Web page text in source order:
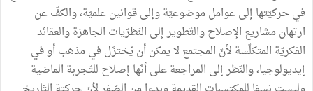
فيحركيّتها إلىعواملموضوعيّةوإلىقوانينعلميّة،والكفّعن
ارتهانمشاريع الإصلاحوالتّطويرإلى النّظرّيات الجاهزةوالعقائد
الفكريّة المتكلّسة لأنّ المجتمع لايمكنأن يُختزَلفيمذهبأوفي
إيديولوجيا،والنّظرإلى المراجعةعلىأنّها إصلاح للتّجربة الماضية